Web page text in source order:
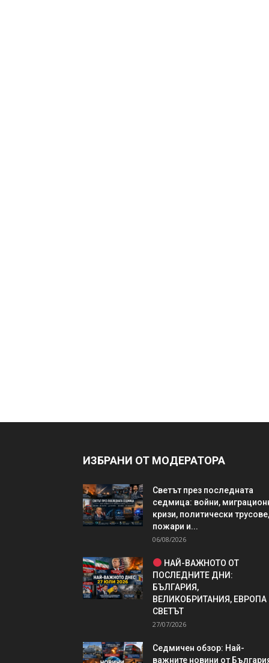
ИЗБРАНИ ОТ МОДЕРАТОРА
Светът през последната
седмица: войни,
кризи, политически трусове,
пожари и...
06/08/2026
НАЙ-ВАЖНОТО ОТ
ПОСЛЕДНИТЕ ДНИ:
БЪЛГАРИЯ,
ВЕЛИКОБРИТАНИЯ, ЕВРОПА
СВЕТЪТ
27/07/2026
Седмичен обзор: Най-
важните новини от